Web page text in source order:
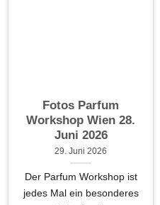
Fotos Parfum
Workshop Wien 28.
Juni 2026
29. Juni 2026
Der Parfum Workshop ist
jedes Mal ein besonderes